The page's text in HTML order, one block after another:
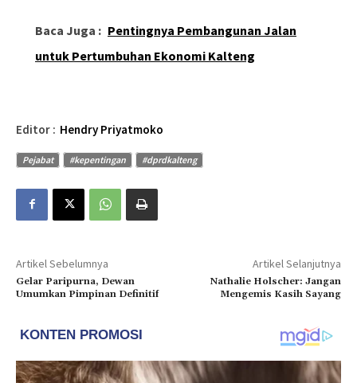
Baca Juga : Pentingnya Pembangunan Jalan
untuk Pertumbuhan Ekonomi Kalteng
Editor : Hendry Priyatmoko
Pejabat #kepentingan #dprdkalteng
Artikel Sebelumnya
Gelar Paripurna, Dewan
Umumkan Pimpinan Definitif
Artikel Selanjutnya
Nathalie Holscher: Jangan
Mengemis Kasih Sayang